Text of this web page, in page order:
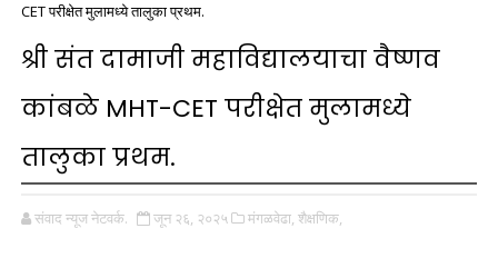
CET परीक्षेत मुलामध्ये तालुका प्रथम.
श्री संत दामाजी महाविद्यालयाचा वैष्णव
कांबळे MHT-CET परीक्षेत मुलामध्ये
तालुका प्रथम.
संवाद न्यूज नेटवर्क. जून २६, २०२५ मंगळवेढा, शैक्षणिक,